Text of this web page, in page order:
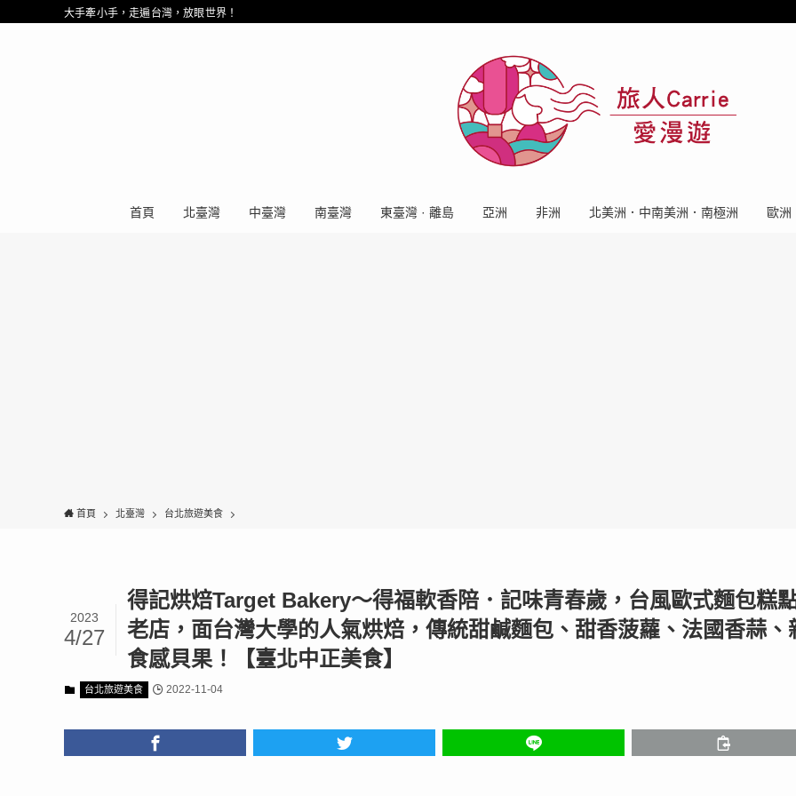
大手牽小手，走遍台灣，放眼世界！
首頁 北臺灣 中臺灣 南臺灣 東臺灣 · 離島 亞洲 非洲 北美洲．中南美洲．南極洲 歐洲
首頁 北臺灣 台北旅遊美食
得記烘焙Target Bakery〜得福軟香陪．記味青春歲，台風歐式麵包糕
老店，面台灣大學的人氣烘焙，傳統甜鹹麵包、甜香菠蘿、法國香蒜、
食感貝果！【臺北中正美食】
2023
4/27
台北旅遊美食 2022-11-04